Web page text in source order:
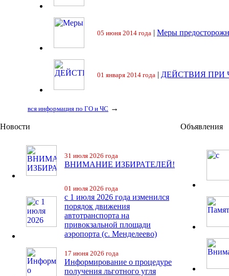
05 июня 2014 года | Меры
01 января 2014 года | ДЕЙСТВИЯ ПРИ
вся информация по ГО и ЧС →
Новости
31 июля 2026 года
ВНИМАНИЕ ИЗБИРАТЕЛЕЙ!
01 июля 2026 года
с 1 июля 2026 года изменился
порядок движения
автотранспорта на
привокзальной площади
аэропорта (с. Менделеево)
17 июня 2026 года
Информирование о процедуре
получения льготного угля
Объявления